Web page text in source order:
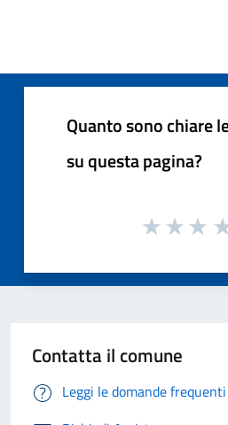
Quanto sono chiare
su questa pagina?
Contatta il comune
Leggi le domande frequenti